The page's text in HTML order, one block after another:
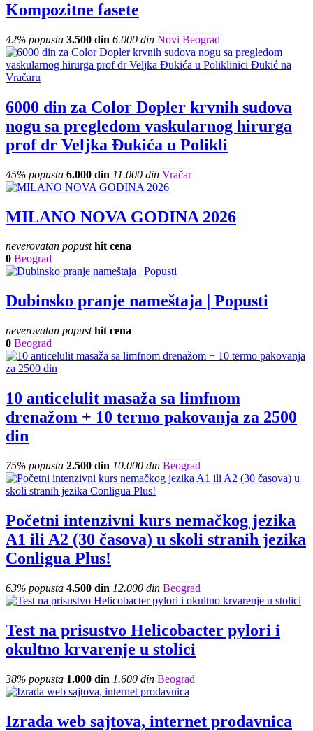
Kompozitne fasete
42% popusta 3.500 din 6.000 din Novi Beograd
6000 din za Color Dopler krvnih sudova
nogu sa pregledom vaskularnog hirurga
prof dr Veljka Đukića u Polikli
45% popusta 6.000 din 11.000 din Vračar
MILANO NOVA GODINA 2026
neverovatan popust hit cena
0 Beograd
Dubinsko pranje nameštaja | Popusti
neverovatan popust hit cena
0 Beograd
10 anticelulit masaža sa limfnom
drenažom + 10 termo pakovanja za 2500
din
75% popusta 2.500 din 10.000 din Beograd
Početni intenzivni kurs nemačkog jezika
A1 ili A2 (30 časova) u skoli stranih jezika
Conligua Plus!
63% popusta 4.500 din 12.000 din Beograd
Test na prisustvo Helicobacter pylori i
okultno krvarenje u stolici
38% popusta 1.000 din 1.600 din Beograd
Izrada web sajtova, internet prodavnica